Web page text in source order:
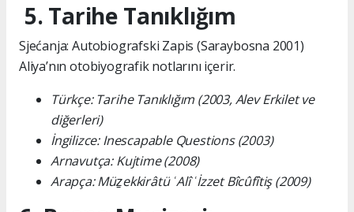
5. Tarihe Tanıklığım
Sjećanja: Autobiografski Zapis (Saraybosna 2001)
Aliya’nın otobiyografik notlarını içerir.
Türkçe: Tarihe Tanıklığım (2003, Alev Erkilet ve
diğerleri)
İngilizce: Inescapable Questions (2003)
Arnavutça: Kujtime (2008)
Arapça: Müẕekkirâtü ʿAlî ʿİzzet Bîcûfîtiş (2009)